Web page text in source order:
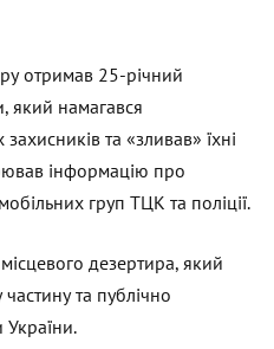
отримав 25-річний
який намагався
та «зливав» їхні
інформацію про
груп ТЦК та поліції.
дезертира, який
та публічно
України.